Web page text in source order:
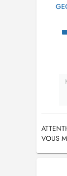
VOUS